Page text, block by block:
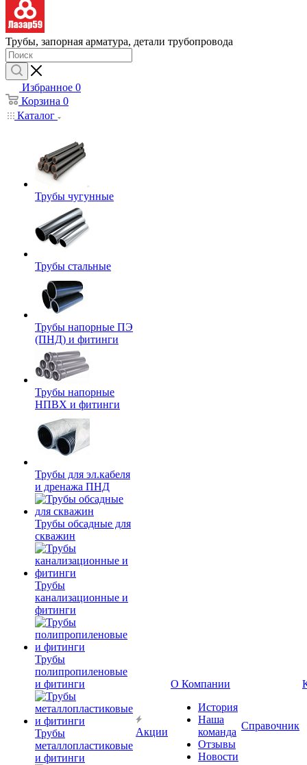
Трубы, запорная арматура, детали трубопровода
Избранное 0
Корзина 0
Каталог
Трубы чугунные
Трубы стальные
Трубы напорные ПЭ
(ПНД) и фитинги
Трубы напорные
НПВХ и фитинги
Трубы для эл.кабеля
и дренажа ПНД
Трубы обсадные для
скважин
Трубы
канализационные и
фитинги
Трубы
полипропиленовые
и фитинги
Трубы
металлопластиковые
и фитинги
Акции
О Компании
История
Наша
команда
Отзывы
Новости
Справочник